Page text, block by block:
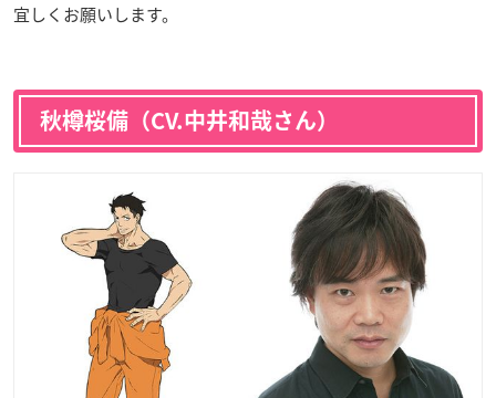
宜しくお願いします。
秋樽桜備（CV.中井和哉さん）